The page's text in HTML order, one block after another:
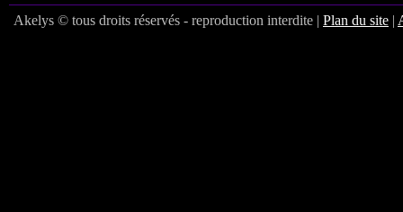
Akelys © tous droits réservés - reproduction interdite | Plan du site |